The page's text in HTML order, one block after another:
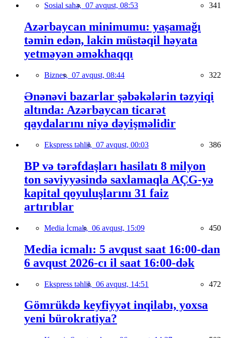
Sosial sahə, 07 avqust, 08:53 341
Azərbaycan minimumu: yaşamağı
təmin edən, lakin müstəqil həyata
yetməyən əməkhaqqı
Biznes, 07 avqust, 08:44 322
Ənənəvi bazarlar şəbəkələrin təzyiqi
altında: Azərbaycan ticarət
qaydalarını niyə dəyişməlidir
Ekspress təhlil, 07 avqust, 00:03 386
BP və tərəfdaşları hasilatı 8 milyon
ton səviyyəsində saxlamaqla AÇG-yə
kapital qoyuluşlarını 31 faiz
artırıblar
Media İcmalı, 06 avqust, 15:09 450
Media icmalı: 5 avqust saat 16:00-dan
6 avqust 2026-cı il saat 16:00-dək
Ekspress təhlil, 06 avqust, 14:51 472
Gömrükdə keyfiyyət inqilabı, yoxsa
yeni bürokratiya?